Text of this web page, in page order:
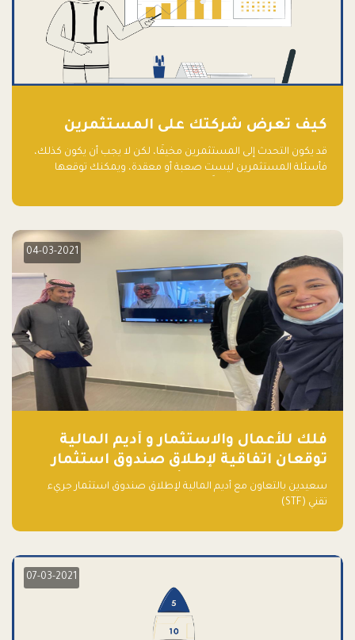
كيف تعرض شركتك على المستثمرين
قد يكون التحدث إلى المستثمرين مخيفًا، لكن لا يجب أن يكون كذلك،
فأسئلة المستثمرين ليست صعبة أو معقدة، ويمكنك توقعها
04-03-2021
فلك للأعمال والاستثمار و أديم المالية
توقعان اتفاقية لإطلاق صندوق استثمار
جريء تقني (STF) - مشغل من قبل فـلك
سعيدين بالتعاون مع أديم المالية لإطلاق صندوق استثمار جريء
تقني (STF)
07-03-2021